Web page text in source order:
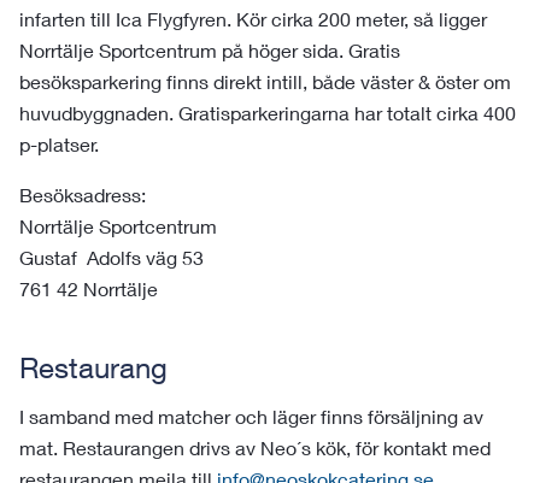
infarten till Ica Flygfyren. Kör cirka 200 meter, så ligger
Norrtälje Sportcentrum på höger sida. Gratis
besöksparkering finns direkt intill, både väster & öster om
huvudbyggnaden. Gratisparkeringarna har totalt cirka 400
p-platser.
Besöksadress:
Norrtälje Sportcentrum
Gustaf Adolfs väg 53
761 42 Norrtälje
Restaurang
I samband med matcher och läger finns försäljning av
mat. Restaurangen drivs av Neo´s kök, för kontakt med